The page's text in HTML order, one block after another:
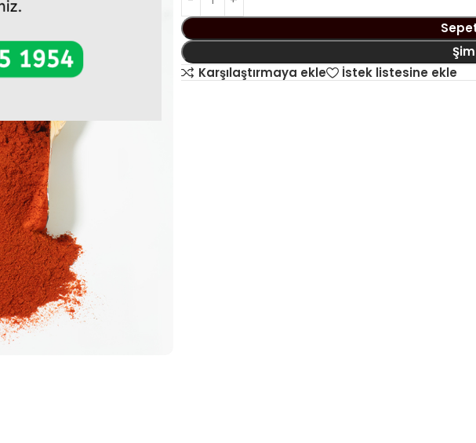
Karşılaştırmaya ekle
İstek listesine ekle